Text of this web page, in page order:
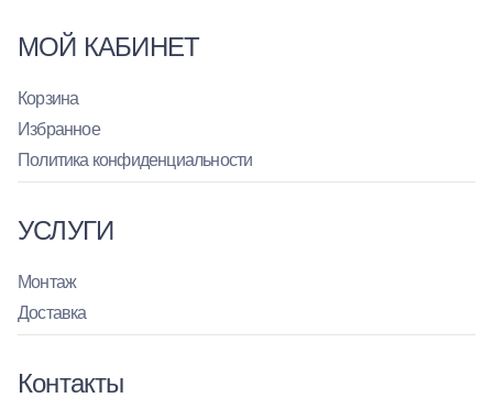
МОЙ КАБИНЕТ
Корзина
Избранное
Политика конфиденциальности
УСЛУГИ
Монтаж
Доставка
Контакты